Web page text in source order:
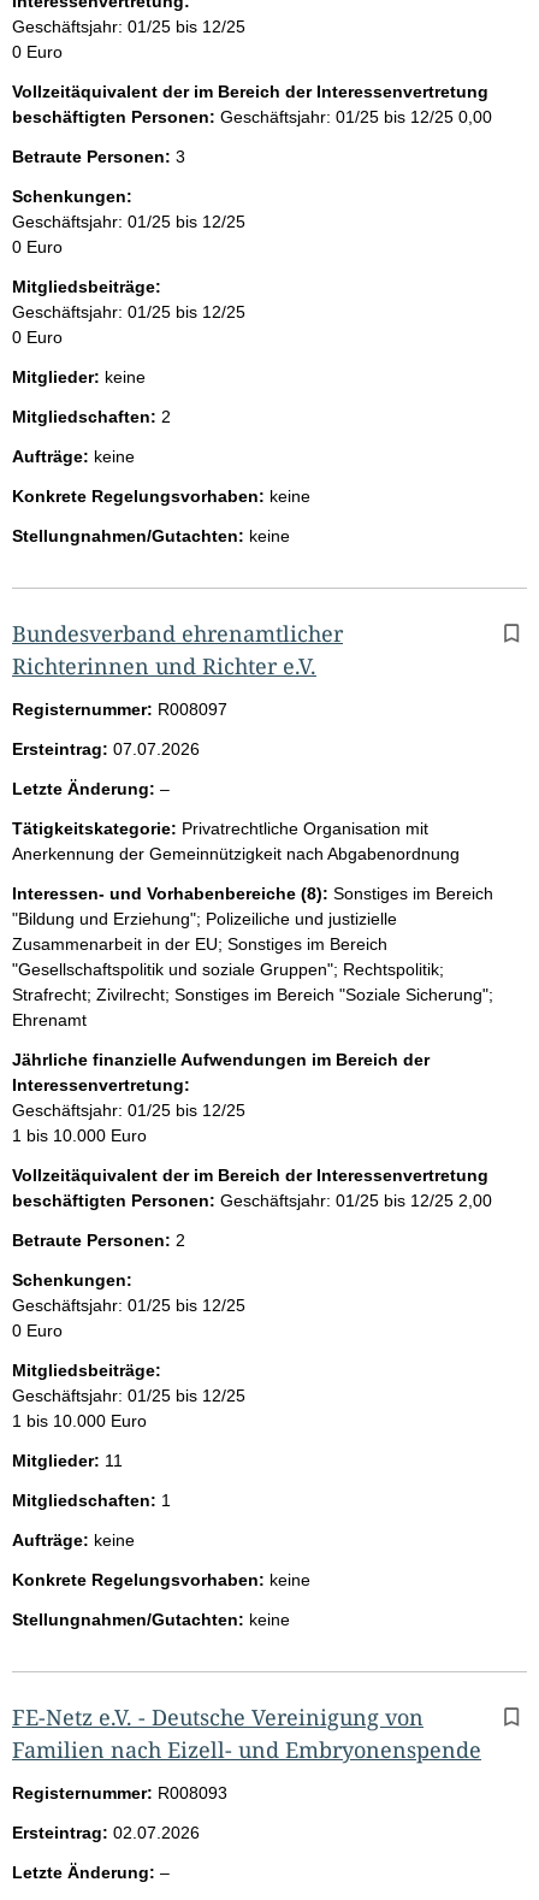
Geschäftsjahr: 01/25 bis 12/25
0 Euro
Vollzeitäquivalent der im Bereich der Interessenvertretung
beschäftigten Personen: Geschäftsjahr: 01/25 bis 12/25 0,00
Betraute Personen: 3
Schenkungen:
Geschäftsjahr: 01/25 bis 12/25
0 Euro
Mitgliedsbeiträge:
Geschäftsjahr: 01/25 bis 12/25
0 Euro
Mitglieder: keine
Mitgliedschaften: 2
Aufträge: keine
Konkrete Regelungsvorhaben: keine
Stellungnahmen/Gutachten: keine
Bundesverband ehrenamtlicher
Richterinnen und Richter e.V.
Registernummer: R008097
Ersteintrag: 07.07.2026
Letzte Änderung: –l
e
r
Tätigkeitskategorie: Privatrechtliche Organisation mit
Anerkennung der Gemeinnützigkeit nach Abgabenordnung
Interessen- und Vorhabenbereiche (8): Sonstiges im Bereich
"Bildung und Erziehung"; Polizeiliche und justizielle
Zusammenarbeit in der EU; Sonstiges im Bereich
"Gesellschaftspolitik und soziale Gruppen"; Rechtspolitik;
Strafrecht; Zivilrecht; Sonstiges im Bereich "Soziale Sicherung";
Ehrenamt
Jährliche finanzielle Aufwendungen im Bereich der
Interessenvertretung:
Geschäftsjahr: 01/25 bis 12/25
1 bis 10.000 Euro
Vollzeitäquivalent der im Bereich der Interessenvertretung
beschäftigten Personen: Geschäftsjahr: 01/25 bis 12/25 2,00
Betraute Personen: 2
Schenkungen:
Geschäftsjahr: 01/25 bis 12/25
0 Euro
Mitgliedsbeiträge:
Geschäftsjahr: 01/25 bis 12/25
1 bis 10.000 Euro
Mitglieder: 11
Mitgliedschaften: 1
Aufträge: keine
Konkrete Regelungsvorhaben: keine
Stellungnahmen/Gutachten: keine
FE-Netz e.V. - Deutsche Vereinigung von
Familien nach Eizell- und Embryonenspende
Registernummer: R008093
Ersteintrag: 02.07.2026
Letzte Änderung: –l